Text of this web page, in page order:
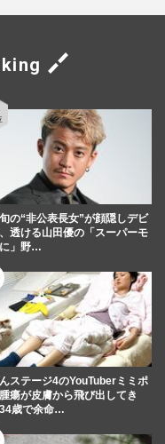
の“非公表長女”が顔隠しデビ
透ける山田優の「スーパーモ
」野…
ステージ4のYouTuberミミポ
瘍が皮膚から飛び出してき
歳で余命…